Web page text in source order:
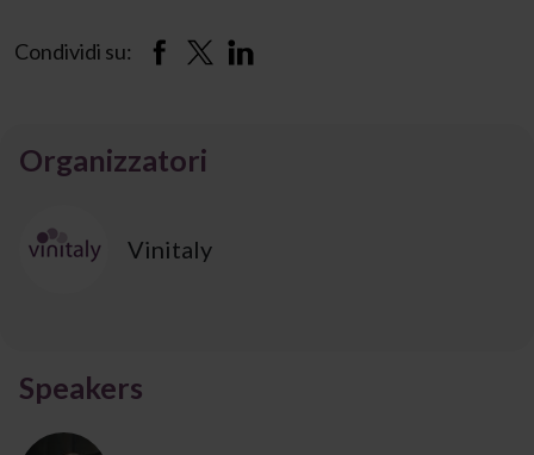
Organizzatori
Vinitaly
Speakers
Condividi su: